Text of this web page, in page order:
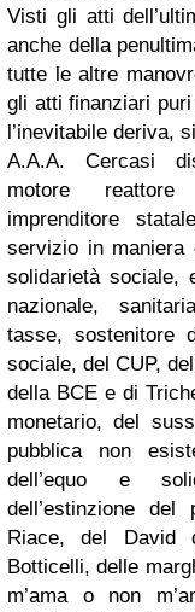
Visti gli atti
anche della
tutte le altre
gli atti finanziari
l’inevitabile deriva,
A.A.A.
Cercasi
motore reattore
imprenditore
servizio in maniera
solidarietà sociale,
nazionale,
tasse, sostenitore
sociale, del CUP,
della BCE e di
monetario, del
pubblica non
dell’equo e
dell’estinzione
Riace, del David
Botticelli, delle
m’ama o non